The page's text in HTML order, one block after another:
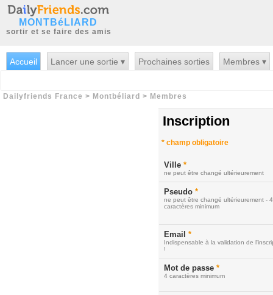
MONTBéLIARD
sortir et se faire des amis
Accueil Lancer une sortie ▾ Prochaines sorties Membres ▾
Dailyfriends France > Montbéliard > Membres
Inscription
* champ obligatoire
Ville *
ne peut être changé ultérieurement
Pseudo *
ne peut être changé ultérieurement - 4
caractères minimum
Email *
Indispensable à la validation de
!
Mot de passe *
4 caractères minimum